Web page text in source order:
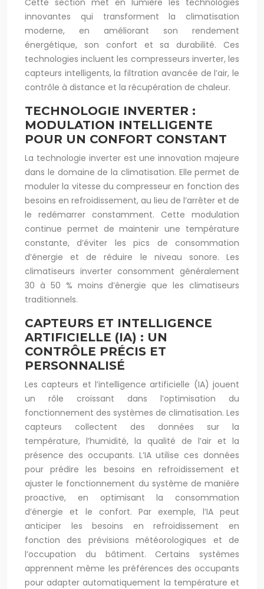
Cette section met en lumière les technologies
innovantes qui transforment la climatisation
moderne, en améliorant son rendement
énergétique, son confort et sa durabilité. Ces
technologies incluent les compresseurs inverter, les
capteurs intelligents, la filtration avancée de l’air, le
contrôle à distance et la récupération de chaleur.
TECHNOLOGIE INVERTER :
MODULATION INTELLIGENTE
POUR UN CONFORT CONSTANT
La technologie inverter est une innovation majeure
dans le domaine de la climatisation. Elle permet de
moduler la vitesse du compresseur en fonction des
besoins en refroidissement, au lieu de l’arrêter et de
le redémarrer constamment. Cette modulation
continue permet de maintenir une température
constante, d’éviter les pics de consommation
d’énergie et de réduire le niveau sonore. Les
climatiseurs inverter consomment généralement
30 à 50 % moins d’énergie que les climatiseurs
traditionnels.
CAPTEURS ET INTELLIGENCE
ARTIFICIELLE (IA) : UN
CONTRÔLE PRÉCIS ET
PERSONNALISÉ
Les capteurs et l’intelligence artificielle (IA) jouent
un rôle croissant dans l’optimisation du
fonctionnement des systèmes de climatisation. Les
capteurs collectent des données sur la
température, l’humidité, la qualité de l’air et la
présence des occupants. L’IA utilise ces données
pour prédire les besoins en refroidissement et
ajuster le fonctionnement du système de manière
proactive, en optimisant la consommation
d’énergie et le confort. Par exemple, l’IA peut
anticiper les besoins en refroidissement en
fonction des prévisions météorologiques et de
l’occupation du bâtiment. Certains systèmes
apprennent même les préférences des occupants
pour adapter automatiquement la température et